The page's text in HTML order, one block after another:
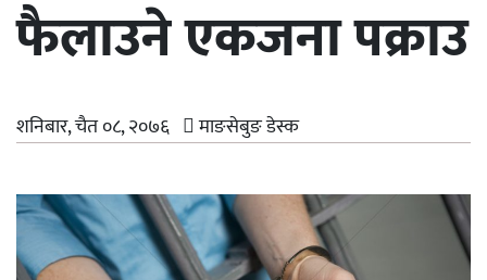
फैलाउने एकजना पक्राउ
शनिबार, चैत ०८, २०७६ माङसेबुङ डेस्क